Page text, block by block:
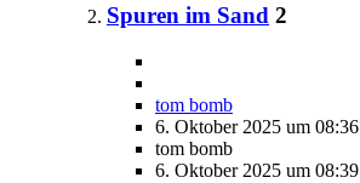
Spuren im Sand 2
tom bomb
6. Oktober 2025 um 08:36
tom bomb
6. Oktober 2025 um 08:39